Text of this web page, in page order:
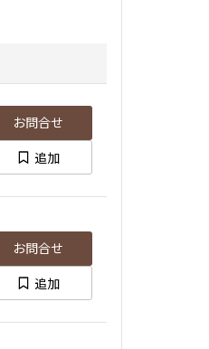
お問合せ
追加
お問合せ
追加